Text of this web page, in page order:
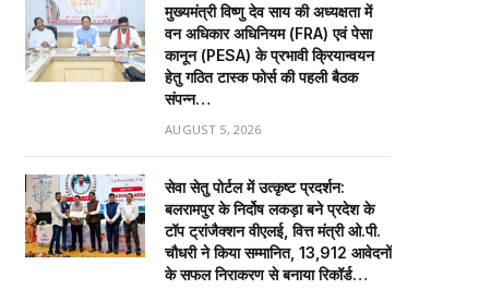
मुख्यमंत्री विष्णु देव साय की अध्यक्षता में
वन अधिकार अधिनियम (FRA) एवं पेसा
कानून (PESA) के प्रभावी क्रियान्वयन
हेतु गठित टास्क फोर्स की पहली बैठक
संपन्न…
AUGUST 5, 2026
सेवा सेतु पोर्टल में उत्कृष्ट प्रदर्शन:
बलरामपुर के निर्दोष लकड़ा बने प्रदेश के
टॉप ट्रांजैक्शन वीएलई, वित्त मंत्री ओ.पी.
चौधरी ने किया सम्मानित, 13,912 आवेदनों
के सफल निराकरण से बनाया रिकॉर्ड…